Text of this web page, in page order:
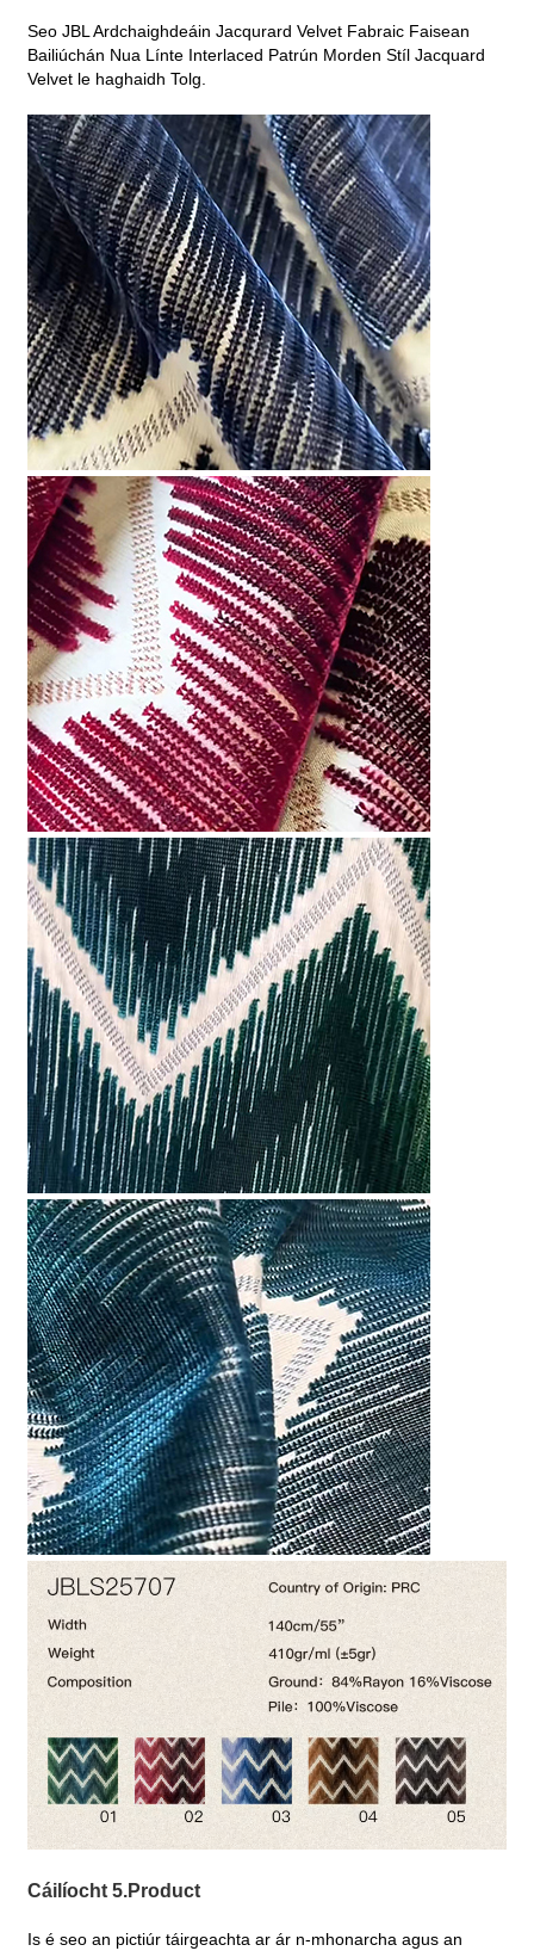
Seo JBL Ardchaighdeáin Jacqurard Velvet Fabraic Faisean
Bailiúchán Nua Línte Interlaced Patrún Morden Stíl Jacquard
Velvet le haghaidh Tolg.
Cáilíocht 5.Product
Is é seo an pictiúr táirgeachta ar ár n-mhonarcha agus an